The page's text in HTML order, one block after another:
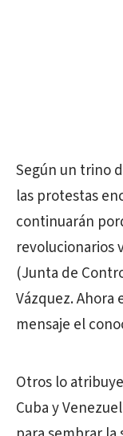
Según un trino
las protestas
continuarán
revolucionarios
(Junta de
Vázquez. Ahora
mensaje el
Otros lo
Cuba y